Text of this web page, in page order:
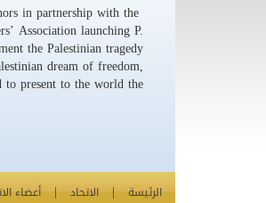
of Palestinian Writers and Authors in
and the Pan-African Writers’
dedicated to poetic works that document the
right. It seeks to embody the Palestinian
return, independence, and to present
الرئيسة الاتحاد أعضاء